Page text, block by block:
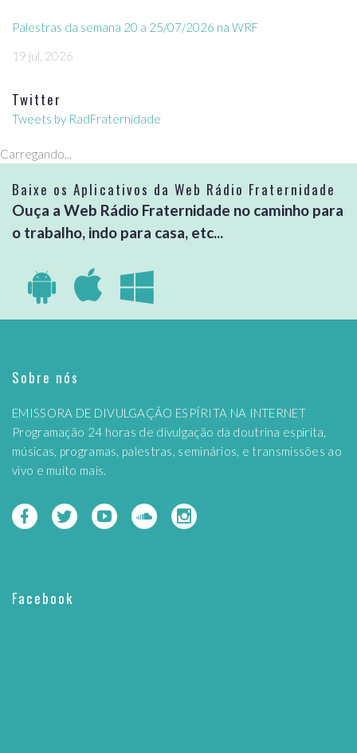
Palestras da semana 20 a 25/07/2026 na WRF
19 jul, 2026
Twitter
Tweets by RadFraternidade
Carregando...
Baixe os Aplicativos da Web Rádio Fraternidade
Ouça a Web Rádio Fraternidade no caminho para
o trabalho, indo para casa, etc...
Sobre nós
EMISSORA DE DIVULGAÇÃO ESPÍRITA NA INTERNET
Programação 24 horas de divulgação da doutrina espírita,
músicas, programas, palestras, seminários, e transmissões ao
vivo e muito mais.
Facebook